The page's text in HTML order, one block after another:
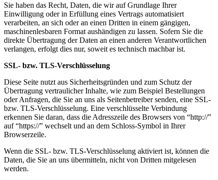
Sie haben das Recht, Daten, die wir auf Grundlage Ihrer
Einwilligung oder in Erfüllung eines Vertrags automatisiert
verarbeiten, an sich oder an einen Dritten in einem gängigen,
maschinenlesbaren Format aushändigen zu lassen. Sofern Sie die
direkte Übertragung der Daten an einen anderen Verantwortlichen
verlangen, erfolgt dies nur, soweit es technisch machbar ist.
SSL- bzw. TLS-Verschlüsselung
Diese Seite nutzt aus Sicherheitsgründen und zum Schutz der
Übertragung vertraulicher Inhalte, wie zum Beispiel Bestellungen
oder Anfragen, die Sie an uns als Seitenbetreiber senden, eine SSL-
bzw. TLS-Verschlüsselung. Eine verschlüsselte Verbindung
erkennen Sie daran, dass die Adresszeile des Browsers von “http://”
auf “https://” wechselt und an dem Schloss-Symbol in Ihrer
Browserzeile.
Wenn die SSL- bzw. TLS-Verschlüsselung aktiviert ist, können die
Daten, die Sie an uns übermitteln, nicht von Dritten mitgelesen
werden.